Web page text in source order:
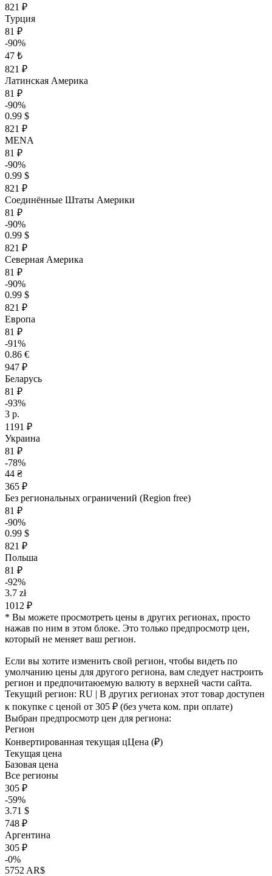
821 ₽
Турция
81 ₽
-90%
47 ₺
821 ₽
Латинская Америка
81 ₽
-90%
0.99 $
821 ₽
MENA
81 ₽
-90%
0.99 $
821 ₽
Соединённые Штаты Америки
81 ₽
-90%
0.99 $
821 ₽
Северная Америка
81 ₽
-90%
0.99 $
821 ₽
Европа
81 ₽
-91%
0.86 €
947 ₽
Беларусь
81 ₽
-93%
3 р.
1191 ₽
Украина
81 ₽
-78%
44 ₴
365 ₽
Без региональных ограничений (Region free)
81 ₽
-90%
0.99 $
821 ₽
Польша
81 ₽
-92%
3.7 zł
1012 ₽
* Вы можете просмотреть цены в других регионах, просто
нажав по ним в этом блоке. Это только предпросмотр цен,
который не меняет ваш регион.
Если вы хотите изменить свой регион, чтобы видеть по
умолчанию цены для другого региона, вам следует настроить
регион и предпочитаюемую валюту в верхней части сайта.
Текущий регион: RU | В других регионах этот товар доступен
к покупке с ценой от 305 ₽ (без учета ком. при оплате)
Выбран предпросмотр цен для региона:
Регион
Конвертированная текущая цЦена (₽)
Текущая цена
Базовая цена
Все регионы
305 ₽
-59%
3.71 $
748 ₽
Аргентина
305 ₽
-0%
5752 AR$